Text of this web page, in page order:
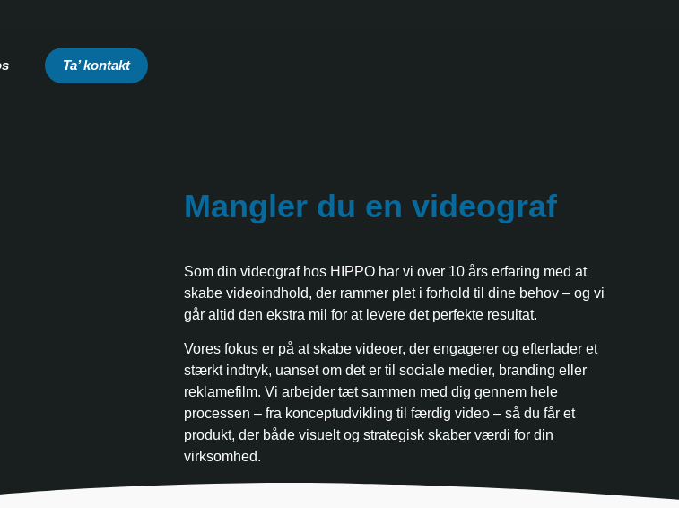
Ta’ kontakt
Mangler du en videograf
Som din videograf hos HIPPO har vi over 10 års erfaring med at
skabe videoindhold, der rammer plet i forhold til dine behov – og vi
går altid den ekstra mil for at levere det perfekte resultat.
Vores fokus er på at skabe videoer, der engagerer og efterlader et
stærkt indtryk, uanset om det er til sociale medier, branding eller
reklamefilm. Vi arbejder tæt sammen med dig gennem hele
processen – fra konceptudvikling til færdig video – så du får et
produkt, der både visuelt og strategisk skaber værdi for din
virksomhed.